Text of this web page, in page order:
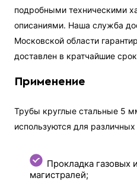
подробными техническими
описаниями. Наша служба
Московской области
доставлен в кратчайшие
Применение
Трубы круглые стальные 5
используются для
Прокладка газовых
магистралей;